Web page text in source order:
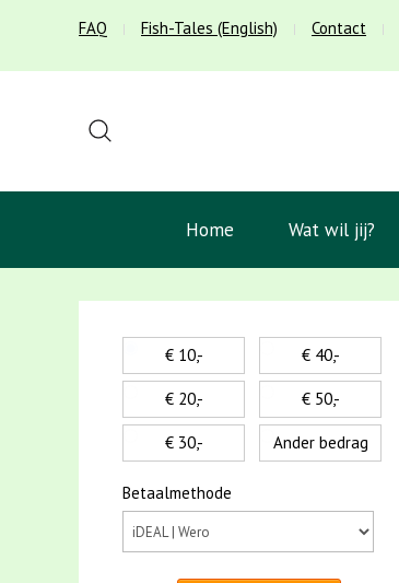
FAQ Fish-Tales (English) Contact
Home Wat wil jij?
€ 10,-
€ 20,-
€ 30,-
€ 40,-
€ 50,-
Ander bedrag
Betaalmethode